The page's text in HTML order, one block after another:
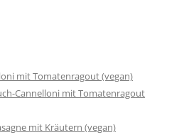
mit Tomatenragout (vegan)
Cannelloni mit Tomatenragout
mit Kräutern (vegan)